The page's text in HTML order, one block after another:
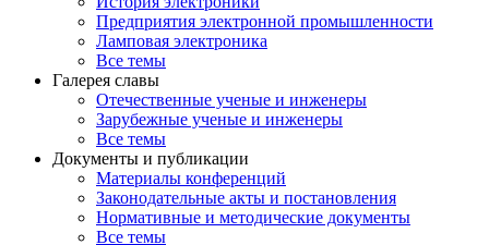
Предприятия электронной промышленности
Ламповая электроника
Все темы
Галерея славы
Отечественные ученые и инженеры
Зарубежные ученые и инженеры
Все темы
Документы и публикации
Материалы конференций
Законодательные акты и постановления
Нормативные и методические документы
Все темы